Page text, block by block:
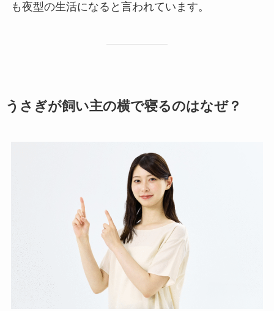
も夜型の生活になると言われています。
うさぎが飼い主の横で寝るのはなぜ？